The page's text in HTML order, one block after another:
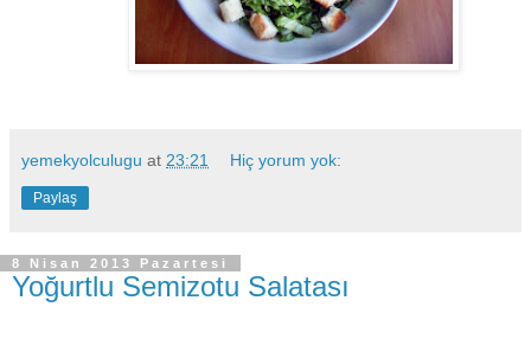
yemekyolculugu at 23:21 Hiç yorum yok:
Paylaş
8 Nisan 2013 Pazartesi
Yoğurtlu Semizotu Salatası